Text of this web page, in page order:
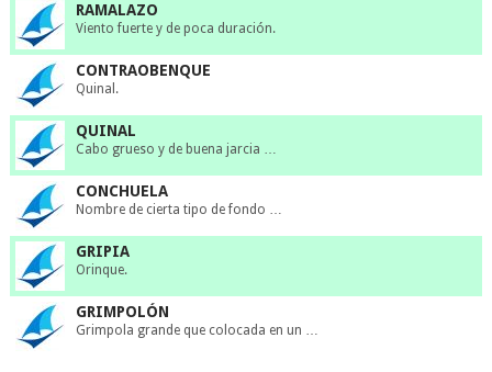
RAMALAZO
Viento fuerte y de poca duración.
CONTRAOBENQUE
Quinal.
QUINAL
Cabo grueso y de buena jarcia …
CONCHUELA
Nombre de cierta tipo de fondo …
GRIPIA
Orinque.
GRIMPOLÓN
Grimpola grande que colocada en un …